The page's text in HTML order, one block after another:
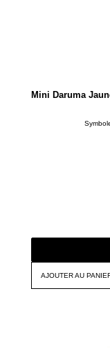
AJOUTER AU